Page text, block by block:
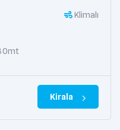
Klimalı
Kirala